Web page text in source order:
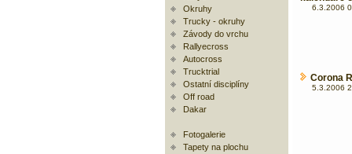
Okruhy
Trucky - okruhy
Závody do vrchu
Rallyecross
Autocross
Trucktrial
Ostatní disciplíny
Off road
Dakar
Fotogalerie
Tapety na plochu
6.3.2006
Corona
5.3.2006